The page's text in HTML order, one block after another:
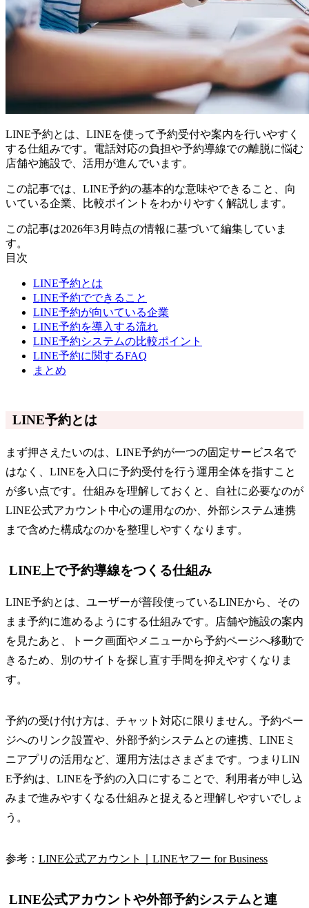
LINE予約とは、LINEを使って予約受付や案内を行いやすく
する仕組みです。電話対応の負担や予約導線での離脱に悩む
店舗や施設で、活用が進んでいます。
この記事では、LINE予約の基本的な意味やできること、向
いている企業、比較ポイントをわかりやすく解説します。
この記事は2026年3月時点の情報に基づいて編集していま
す。
目次
LINE予約とは
LINE予約でできること
LINE予約が向いている企業
LINE予約を導入する流れ
LINE予約システムの比較ポイント
LINE予約に関するFAQ
まとめ
LINE予約とは
まず押さえたいのは、LINE予約が一つの固定サービス名で
はなく、LINEを入口に予約受付を行う運用全体を指すこと
が多い点です。仕組みを理解しておくと、自社に必要なのが
LINE公式アカウント中心の運用なのか、外部システム連携
まで含めた構成なのかを整理しやすくなります。
LINE上で予約導線をつくる仕組み
LINE予約とは、ユーザーが普段使っているLINEから、その
まま予約に進めるようにする仕組みです。店舗や施設の案内
を見たあと、トーク画面やメニューから予約ページへ移動で
きるため、別のサイトを探し直す手間を抑えやすくなりま
す。
予約の受け付け方は、チャット対応に限りません。予約ペー
ジへのリンク設置や、外部予約システムとの連携、LINEミ
ニアプリの活用など、運用方法はさまざまです。つまりLIN
E予約は、LINEを予約の入口にすることで、利用者が申し込
みまで進みやすくなる仕組みと捉えると理解しやすいでしょ
う。
参考： LINE公式アカウント｜LINEヤフー for Business
LINE公式アカウントや外部予約システムと連